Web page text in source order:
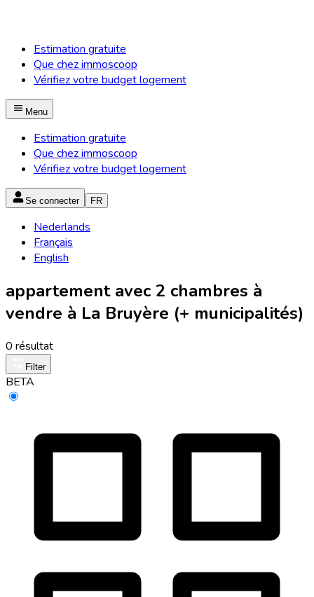
Estimation gratuite
Que chez immoscoop
Vérifiez votre budget logement
Menu
Estimation gratuite
Que chez immoscoop
Vérifiez votre budget logement
Se connecter FR
Nederlands
Français
English
appartement avec 2 chambres à
vendre à La Bruyère (+ municipalités)
0 résultat
Filter
BETA